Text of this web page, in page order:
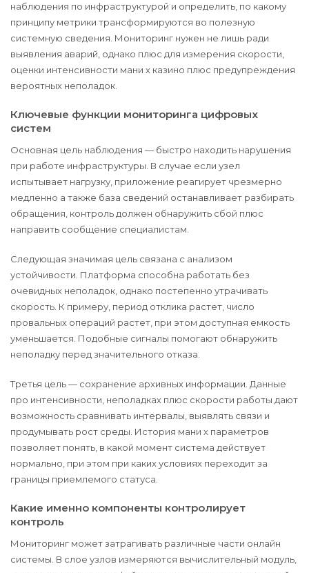
наблюдения по инфраструктурой и определить, по какому
принципу метрики трансформируются во полезную
системную сведения. Мониторинг нужен не лишь ради
выявления аварий, однако плюс для измерения скорости,
оценки интенсивности мани х казино плюс предупреждения
вероятных неполадок.
Ключевые функции мониторинга цифровых
систем
Основная цель наблюдения — быстро находить нарушения
при работе инфраструктуры. В случае если узел
испытывает нагрузку, приложение реагирует чрезмерно
медленно а также база сведений останавливает разбирать
обращения, контроль должен обнаружить сбой плюс
направить сообщение специалистам.
Следующая значимая цель связана с анализом
устойчивости. Платформа способна работать без
очевидных неполадок, однако постепенно утрачивать
скорость. К примеру, период отклика растет, число
провальных операций растет, при этом доступная емкость
уменьшается. Подобные сигналы помогают обнаружить
неполадку перед значительного отказа.
Третья цель — сохранение архивных информации. Данные
про интенсивности, неполадках плюс скорости работы дают
возможность сравнивать интервалы, выявлять связи и
продумывать рост среды. История мани х параметров
позволяет понять, в какой момент система действует
нормально, при этом при каких условиях переходит за
границы приемлемого статуса.
Какие именно компоненты контролирует
контроль
Мониторинг может затрагивать различные части онлайн
системы. В слое узлов измеряются вычислительный модуль,